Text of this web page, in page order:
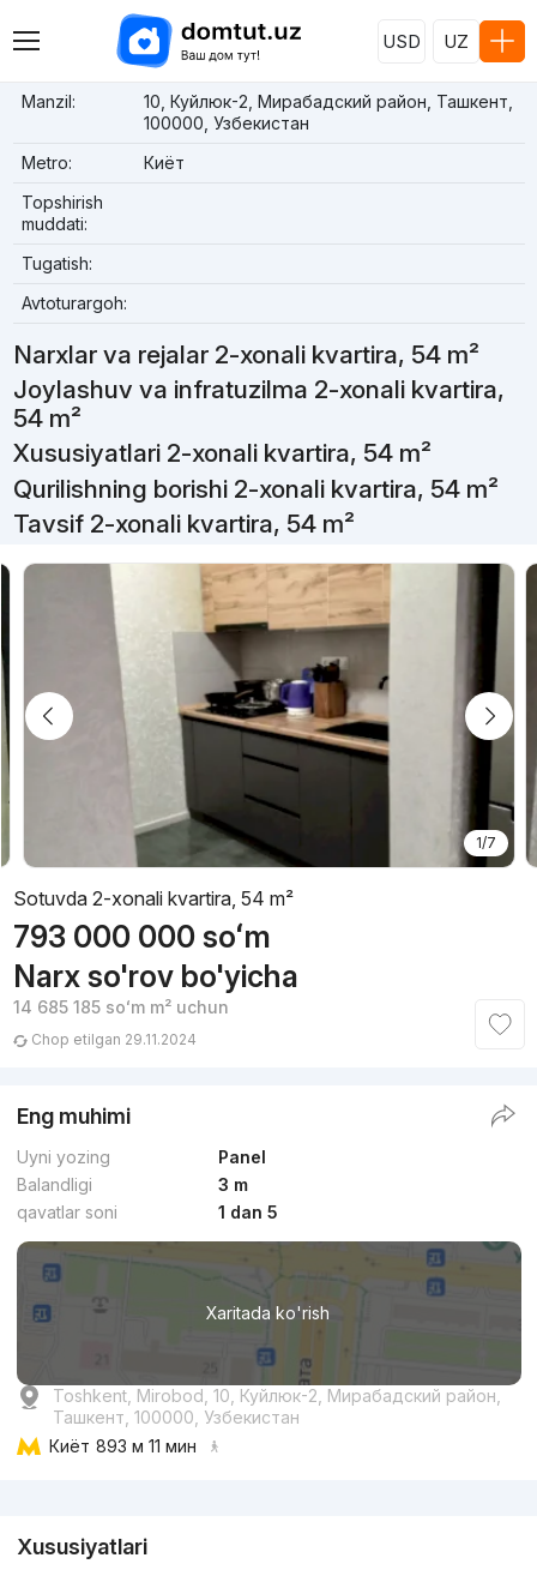
USD UZ
Manzil:
10, Куйлюк-2, Мирабадский район, Ташкент,
100000, Узбекистан
Metro:
Киёт
Topshirish
muddati:
Tugatish:
Avtoturargoh:
Narxlar va rejalar 2-xonali kvartira, 54 m²
Joylashuv va infratuzilma 2-xonali kvartira,
54 m²
Xususiyatlari 2-xonali kvartira, 54 m²
Qurilishning borishi 2-xonali kvartira, 54 m²
Tavsif 2-xonali kvartira, 54 m²
1/7
Sotuvda 2-xonali kvartira, 54 m²
793 000 000 soʻm
Narx so'rov bo'yicha
14 685 185 soʻmm² uchun
Chop etilgan 29.11.2024
Eng muhimi
Uyni yozing
Panel
Balandligi
3 m
qavatlar soni
1 dan 5
Xaritada ko'rish
Toshkent, Mirobod, 10, Куйлюк-2, Мирабадский район,
Ташкент, 100000, Узбекистан
Киёт 893 м 11 мин
Xususiyatlari